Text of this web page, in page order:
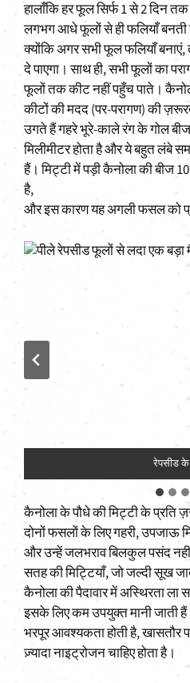
हालाँकि हर फूल सिर्फ 1 से 2 दिन
लगभग आधे फूलों से ही फलियाँ बनती
क्योंकि अगर सभी फूल फलियाँ बनाएं,
दे पाएगा। साथ ही, सभी फूलों का
फूलों तक कीट नहीं पहुँच पाते।
कीटों की मदद (पर-परागण) की
उगते हैं गहरे भूरे-काले रंग के गोल
मिलीमीटर होता है और ये बहुत लंबे
हैं। मिट्टी में पड़ी कैनोला की बीज
है,
और इस कारण यह अगली फसल को
रेपसीड
कैनोला के पौधे की मिट्टी के प्रति
दोनों फसलों के लिए गहरी, उपजाऊ
और उन्हें जलभराव बिलकुल पसंद नहीं
सतह की मिट्टियाँ, जो जल्दी सूख
कैनोला की पैदावार में अस्थिरता ला
इसके लिए कम उपयुक्त मानी जाती
भरपूर आवश्यकता होती है,
ज़्यादा नाइट्रोजन चाहिए होता है।